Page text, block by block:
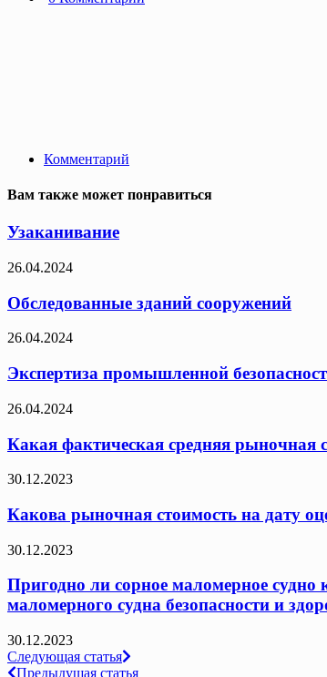
Комментарий
Вам также может понравиться
Узаканивание
26.04.2024
Обследованные зданий сооружений
26.04.2024
Экспертиза промышленной
26.04.2024
Какая фактическая средняя рыночная
30.12.2023
Какова рыночная стоимость на дату
30.12.2023
Пригодно ли сорное маломерное судно
маломерного судна безопасности и
30.12.2023
Навигация
Следующая статья
Предыдущая статья